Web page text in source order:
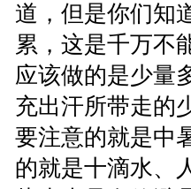
道，但是你们知
累，这是千万不
应该做的是少量
充出汗所带走的
要注意的就是中
的就是十滴水、